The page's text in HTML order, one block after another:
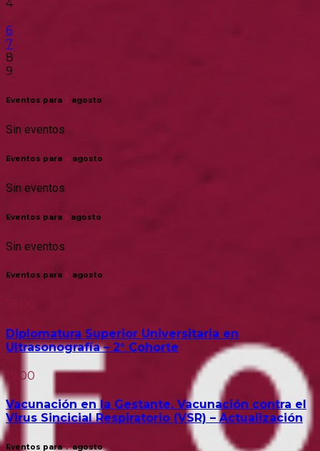
4
6
7
8
9
Eventos para agosto
Sin eventos
Eventos para agosto
Sin eventos
Eventos para agosto
Sin eventos
Eventos para agosto
Diplomatura Superior Universitaria en
Ultrasonografía – 2° Cohorte
19:00
Vacunación en la Gestante. Vacunación contra el
Virus Sincicial Respiratorio (VSR) – Actualización
Eventos para7agosto